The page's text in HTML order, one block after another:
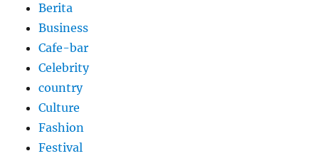
Berita
Business
Cafe-bar
Celebrity
country
Culture
Fashion
Festival